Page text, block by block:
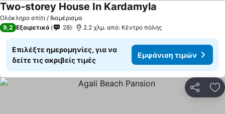
Ολόκληρο σπίτι / διαμέρισμα
Two-storey House In Kardamyla
9,2 Εξαιρετικό 28 2.2 χλμ. από: Κέντρο πόλης
Επιλέξτε ημερομηνίες, για να
δείτε τις ακριβείς τιμές
Εμφάνιση τιμών